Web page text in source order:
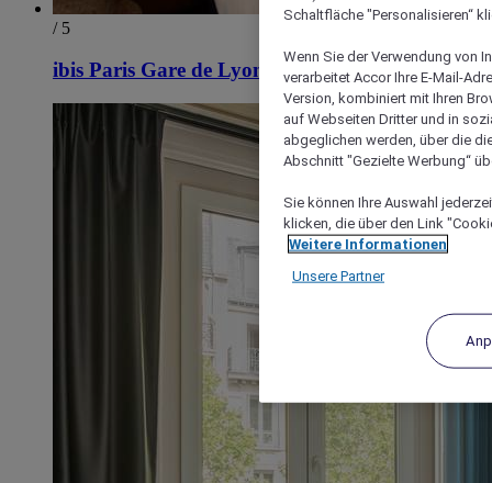
/ 5
ibis Paris Gare de Lyon Ledru Rollin
Schaltfläche "Personalisieren“
Wenn Sie der Verwendung von
verarbeitet Accor Ihre E-Mail-
Version, kombiniert mit Ihren
auf Webseiten Dritter und in
abgeglichen werden, über die
Abschnitt "Gezielte Werbung“
Sie können Ihre Auswahl
klicken, die über den Link
Weitere Informationen
Unsere Partner